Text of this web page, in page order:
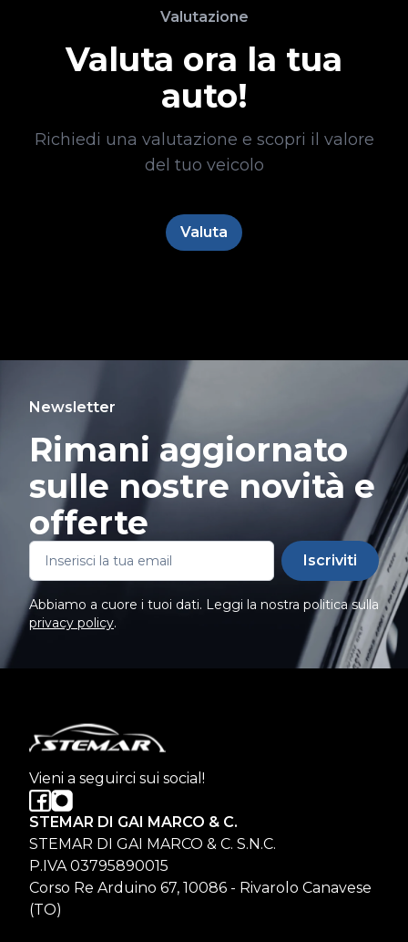
Valutazione
Valuta ora la tua
auto!
Richiedi una valutazione e scopri il valore
del tuo veicolo
Valuta
Newsletter
Rimani aggiornato
sulle nostre novità e
offerte
Iscriviti
Abbiamo a cuore i tuoi dati. Leggi la nostra politica sulla
privacy policy.
Vieni a seguirci sui social!
STEMAR DI GAI MARCO & C.
STEMAR DI GAI MARCO & C. S.N.C.
P.IVA 03795890015
Corso Re Arduino 67, 10086 - Rivarolo Canavese
(TO)